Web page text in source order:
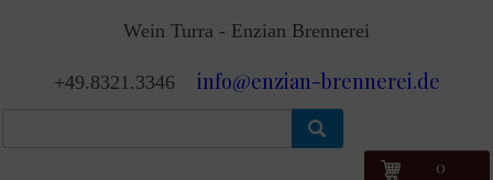
Wein Turra - Enzian Brennerei
+49.8321.3346 info@enzian-brennerei.de
0